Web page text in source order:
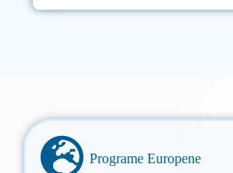
Programe Europene